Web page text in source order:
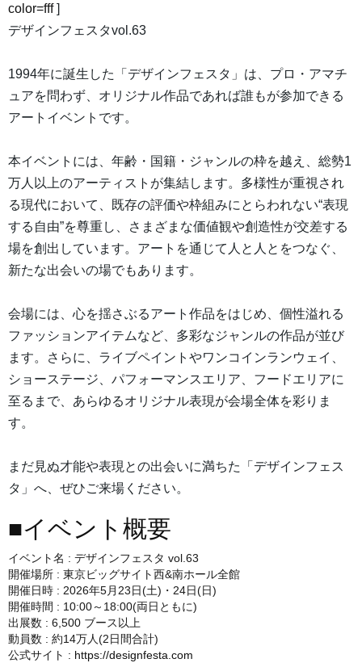
color=fff]
デザインフェスタvol.63
1994年に誕生した「デザインフェスタ」は、プロ・アマチ
ュアを問わず、オリジナル作品であれば誰もが参加できる
アートイベントです。
本イベントには、年齢・国籍・ジャンルの枠を越え、総勢1
万人以上のアーティストが集結します。多様性が重視され
る現代において、既存の評価や枠組みにとらわれない“表現
する自由”を尊重し、さまざまな価値観や創造性が交差する
場を創出しています。アートを通じて人と人とをつなぐ、
新たな出会いの場でもあります。
会場には、心を揺さぶるアート作品をはじめ、個性溢れる
ファッションアイテムなど、多彩なジャンルの作品が並び
ます。さらに、ライブペイントやワンコインランウェイ、
ショーステージ、パフォーマンスエリア、フードエリアに
至るまで、あらゆるオリジナル表現が会場全体を彩りま
す。
まだ見ぬ才能や表現との出会いに満ちた「デザインフェス
タ」へ、ぜひご来場ください。
■イベント概要
イベント名 : デザインフェスタ vol.63
開催場所 : 東京ビッグサイト西&南ホール全館
開催日時 : 2026年5月23日(土)・24日(日)
開催時間 : 10:00～18:00(両日ともに)
出展数 : 6,500 ブース以上
動員数 : 約14万人(2日間合計)
公式サイト : https://designfesta.com